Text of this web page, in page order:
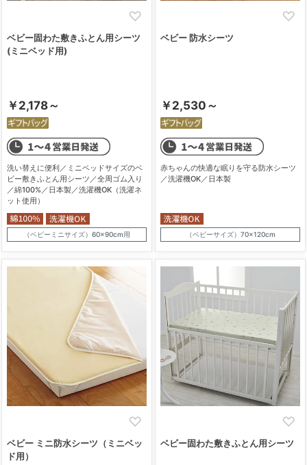
ベビー固わた敷きふとん用シーツ
(ミニベッド用)
￥2,178～
洗い替えに便利／ミニベッドサイズのベ
ビー敷きふとん用シーツ／全周ゴム入り
／綿100%／日本製／洗濯機OK（洗濯ネ
ット使用）
（ベビーミニサイズ）60×90cm用
ベビー 防水シーツ
￥2,530～
赤ちゃんの快適な眠りを守る防水シーツ
／洗濯機OK／日本製
（ベビーサイズ）70×120cm
ベビー ミニ防水シーツ（ミニベッ
ド用）
ベビー固わた敷きふとん用シーツ